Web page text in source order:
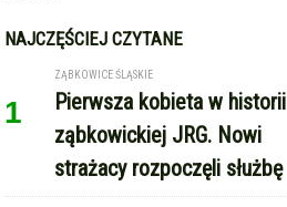
NAJCZĘŚCIEJ CZYTANE
1
ZĄBKOWICE ŚLĄSKIE
Pierwsza kobieta w historii
ząbkowickiej JRG. Nowi
strażacy rozpoczęli służbę